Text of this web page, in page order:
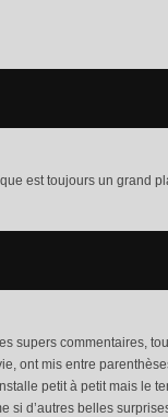
est toujours un grand
supers commentaires,
ont mis entre
petit à petit mais le
si d’autres belles